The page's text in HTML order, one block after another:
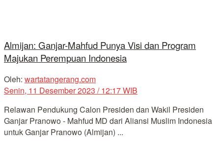
Almijan: Ganjar-Mahfud Punya Visi dan Program
Majukan Perempuan Indonesia
Oleh: wartatangerang.com
Senin, 11 Desember 2023 / 12:17 WIB
Relawan Pendukung Calon Presiden dan Wakil Presiden
Ganjar Pranowo - Mahfud MD dari Aliansi Muslim Indonesia
untuk Ganjar Pranowo (Almijan) ...